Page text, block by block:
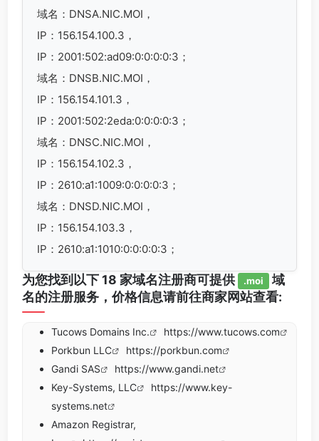
域名：DNSA.NIC.MOI，
IP：156.154.100.3，
IP：2001:502:ad09:0:0:0:0:3；
域名：DNSB.NIC.MOI，
IP：156.154.101.3，
IP：2001:502:2eda:0:0:0:0:3；
域名：DNSC.NIC.MOI，
IP：156.154.102.3，
IP：2610:a1:1009:0:0:0:0:3；
域名：DNSD.NIC.MOI，
IP：156.154.103.3，
IP：2610:a1:1010:0:0:0:0:3；
为您找到以下 18 家域名注册商可提供 .moi
域
名的注册服务，价格信息请前往商家网站查看:
Tucows Domains Inc.
https://www.tucows.com
Porkbun LLC
https://porkbun.com
Gandi SAS
https://www.gandi.net
Key-Systems, LLC
https://www.key-
systems.net
Amazon Registrar,